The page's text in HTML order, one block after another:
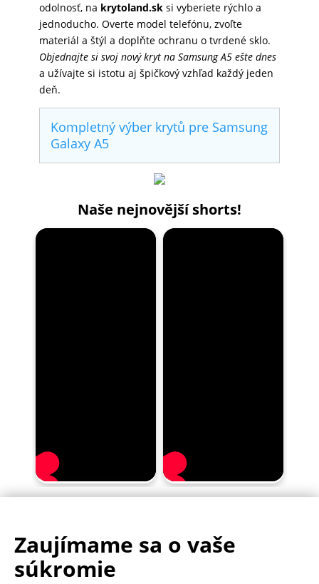
odolnosť, na krytoland.sksi vyberiete rýchlo a
jednoducho. Overte model telefónu, zvoľte
materiál a štýl a doplňte ochranu o tvrdené sklo.
Objednajte si svoj nový kryt na Samsung A5 ešte dnes
a užívajte si istotu aj špičkový vzhľad každý jeden
deň.
Kompletný výber krytů pre Samsung
Galaxy A5
Naše nejnovější shorts!
.
Zaujímame sa o vaše
súkromie